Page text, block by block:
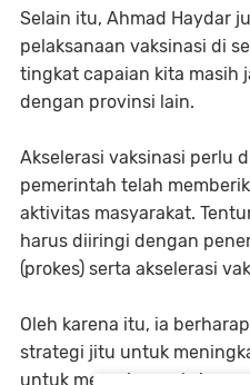
Selain itu, Ahmad Haydar
pelaksanaan vaksinasi di
tingkat capaian kita masih
dengan provinsi lain.
Akselerasi vaksinasi perlu
pemerintah telah
aktivitas masyarakat.
harus diiringi dengan
(prokes) serta akselerasi
Oleh karena itu, ia
strategi jitu untuk
untuk menerima vaksin.